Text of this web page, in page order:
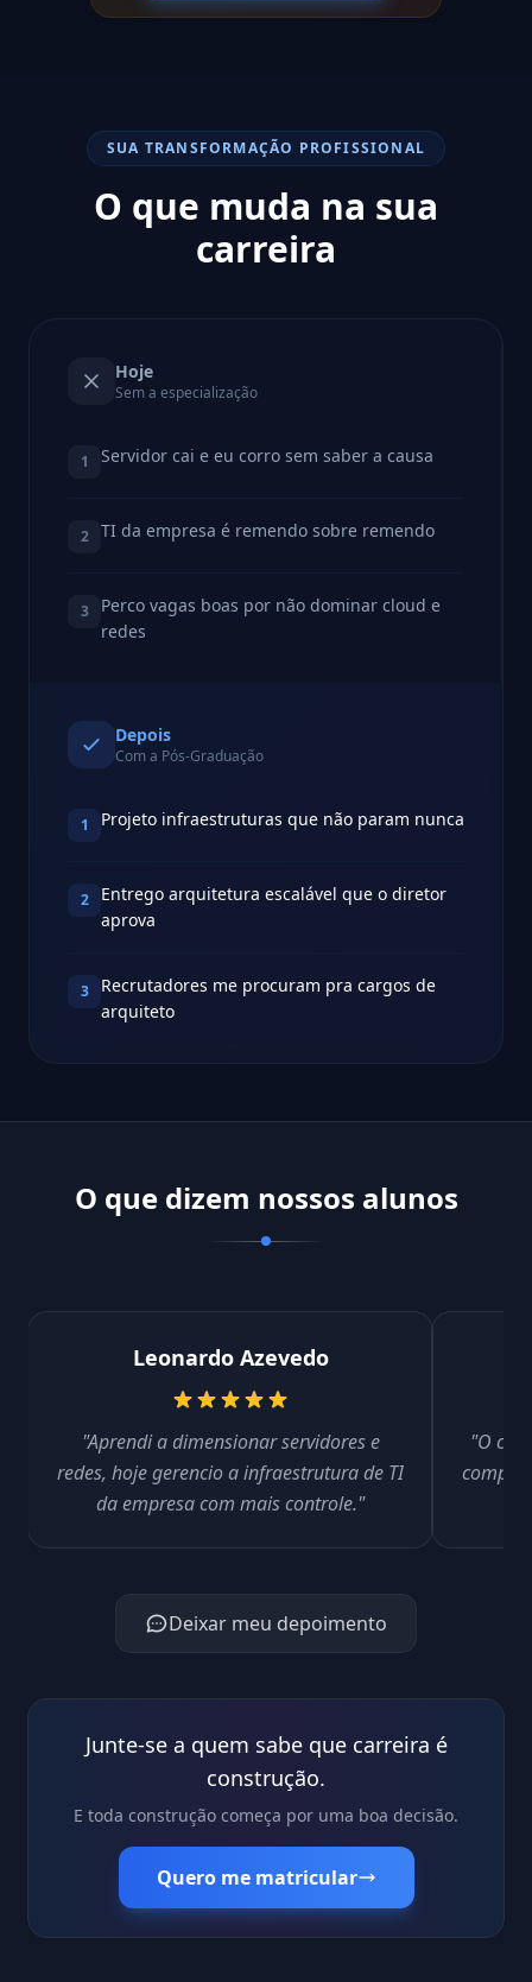
SUA TRANSFORMAÇÃO PROFISSIONAL
O que muda na sua
carreira
Hoje
Sem a especialização
1 Servidor cai e eu corro sem saber a causa
2 TI da empresa é remendo sobre remendo
3
Perco vagas boas por não dominar cloud e
redes
Depois
Com a Pós-Graduação
1 Projeto infraestruturas que não param nunca
2
Entrego arquitetura escalável que o diretor
aprova
3
Recrutadores me procuram pra cargos de
arquiteto
O que dizem nossos alunos
Leonardo Azevedo
"Aprendi a dimensionar servidores e
redes, hoje gerencio a infraestrutura de TI
da empresa com mais controle."
"O
Deixar meu depoimento
Junte-se a quem sabe que carreira é
construção.
E toda construção começa por uma boa decisão.
Quero me matricular